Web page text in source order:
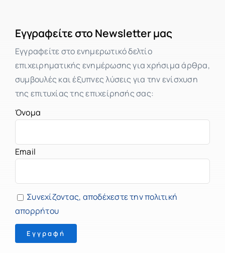
Εγγραφείτε στο Newsletter μας
Εγγραφείτε στο ενημερωτικό δελτίο
επιχειρηματικής ενημέρωσης για χρήσιμα άρθρα,
συμβουλές και έξυπνες λύσεις για την ενίσχυση
της επιτυχίας της επιχείρησής σας:
Όνομα
Email
Συνεχίζοντας, αποδέχεστε την πολιτική
απορρήτου